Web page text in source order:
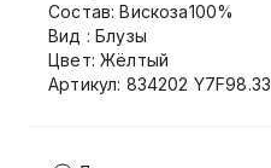
Состав: Вискоза100%
Вид : Блузы
Цвет: Жёлтый
Артикул: 834202